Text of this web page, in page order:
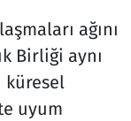
ağını
Birliği aynı
küresel
uyum